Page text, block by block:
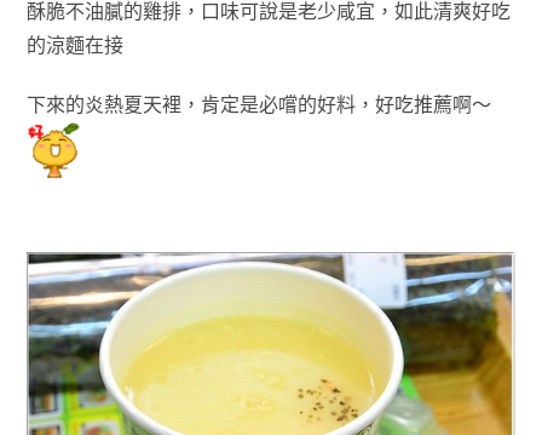
酥脆不油膩的雞排，口味可說是老少咸宜 ， 如此清爽好吃
的涼麵在接
下來的炎熱夏天裡 ，肯定是必嚐的好料，好吃推薦啊～